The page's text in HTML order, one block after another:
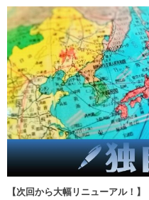
【次回から大幅リニューアル！